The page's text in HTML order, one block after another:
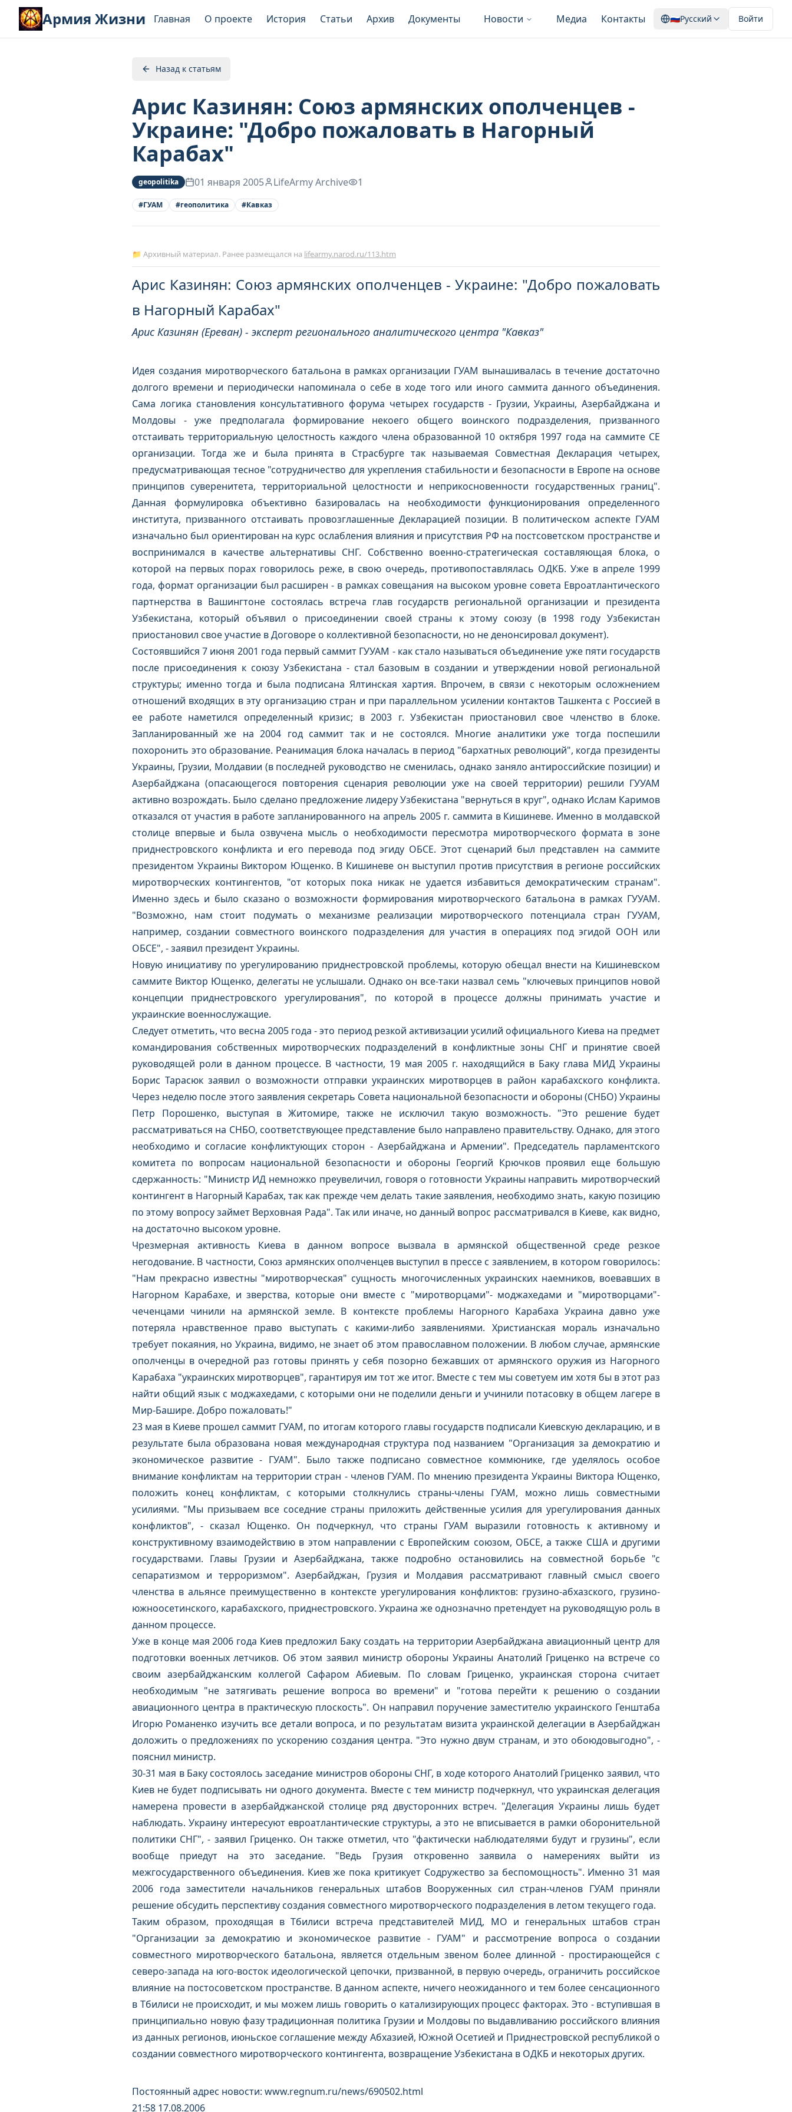
Армия Жизни Главная О проекте История Статьи Архив Документы Новости Медиа Контакты 🇷🇺Русский Войти
Назад к статьям
Арис Казинян: Союз армянских ополченцев -
Украине: "Добро пожаловать в Нагорный
Карабах"
geopolitika 01 января 2005 LifeArmy Archive 1
#ГУАМ #геополитика #Кавказ
📁 Архивный материал. Ранее размещался на lifearmy.narod.ru/113.htm
Арис Казинян: Союз армянских ополченцев - Украине: "Добро пожаловать
в Нагорный Карабах"
Арис Казинян (Ереван) - эксперт регионального аналитического центра "Кавказ"
Идея создания миротворческого батальона в рамках организации ГУАМ вынашивалась в течение достаточно
долгого времени и периодически напоминала о себе в ходе того или иного саммита данного объединения.
Сама логика становления консультативного форума четырех государств - Грузии, Украины, Азербайджана и
Молдовы - уже предполагала формирование некоего общего воинского подразделения, призванного
отстаивать территориальную целостность каждого члена образованной 10 октября 1997 года на саммите СЕ
организации. Тогда же и была принята в Страсбурге так называемая Совместная Декларация четырех,
предусматривающая тесное "сотрудничество для укрепления стабильности и безопасности в Европе на основе
принципов суверенитета, территориальной целостности и неприкосновенности государственных границ".
Данная формулировка объективно базировалась на необходимости функционирования определенного
института, призванного отстаивать провозглашенные Декларацией позиции. В политическом аспекте ГУАМ
изначально был ориентирован на курс ослабления влияния и присутствия РФ на постсоветском пространстве и
воспринимался в качестве альтернативы СНГ. Собственно военно-стратегическая составляющая блока, о
которой на первых порах говорилось реже, в свою очередь, противопоставлялась ОДКБ. Уже в апреле 1999
года, формат организации был расширен - в рамках совещания на высоком уровне совета Евроатлантического
партнерства в Вашингтоне состоялась встреча глав государств региональной организации и президента
Узбекистана, который объявил о присоединении своей страны к этому союзу (в 1998 году Узбекистан
приостановил свое участие в Договоре о коллективной безопасности, но не денонсировал документ).
Состоявшийся 7 июня 2001 года первый саммит ГУУАМ - как стало называться объединение уже пяти государств
после присоединения к союзу Узбекистана - стал базовым в создании и утверждении новой региональной
структуры; именно тогда и была подписана Ялтинская хартия. Впрочем, в связи с некоторым осложнением
отношений входящих в эту организацию стран и при параллельном усилении контактов Ташкента с Россией в
ее работе наметился определенный кризис; в 2003 г. Узбекистан приостановил свое членство в блоке.
Запланированный же на 2004 год саммит так и не состоялся. Многие аналитики уже тогда поспешили
похоронить это образование. Реанимация блока началась в период "бархатных революций", когда президенты
Украины, Грузии, Молдавии (в последней руководство не сменилась, однако заняло антироссийские позиции) и
Азербайджана (опасающегося повторения сценария революции уже на своей территории) решили ГУУАМ
активно возрождать. Было сделано предложение лидеру Узбекистана "вернуться в круг", однако Ислам Каримов
отказался от участия в работе запланированного на апрель 2005 г. саммита в Кишиневе. Именно в молдавской
столице впервые и была озвучена мысль о необходимости пересмотра миротворческого формата в зоне
приднестровского конфликта и его перевода под эгиду ОБСЕ. Этот сценарий был представлен на саммите
президентом Украины Виктором Ющенко. В Кишиневе он выступил против присутствия в регионе российских
миротворческих контингентов, "от которых пока никак не удается избавиться демократическим странам".
Именно здесь и было сказано о возможности формирования миротворческого батальона в рамках ГУУАМ.
"Возможно, нам стоит подумать о механизме реализации миротворческого потенциала стран ГУУАМ,
например, создании совместного воинского подразделения для участия в операциях под эгидой ООН или
ОБСЕ", - заявил президент Украины.
Новую инициативу по урегулированию приднестровской проблемы, которую обещал внести на Кишиневском
саммите Виктор Ющенко, делегаты не услышали. Однако он все-таки назвал семь "ключевых принципов новой
концепции приднестровского урегулирования", по которой в процессе должны принимать участие и
украинские военнослужащие.
Следует отметить, что весна 2005 года - это период резкой активизации усилий официального Киева на предмет
командирования собственных миротворческих подразделений в конфликтные зоны СНГ и принятие своей
руководящей роли в данном процессе. В частности, 19 мая 2005 г. находящийся в Баку глава МИД Украины
Борис Тарасюк заявил о возможности отправки украинских миротворцев в район карабахского конфликта.
Через неделю после этого заявления секретарь Совета национальной безопасности и обороны (СНБО) Украины
Петр Порошенко, выступая в Житомире, также не исключил такую возможность. "Это решение будет
рассматриваться на СНБО, соответствующее представление было направлено правительству. Однако, для этого
необходимо и согласие конфликтующих сторон - Азербайджана и Армении". Председатель парламентского
комитета по вопросам национальной безопасности и обороны Георгий Крючков проявил еще большую
сдержанность: "Министр ИД немножко преувеличил, говоря о готовности Украины направить миротворческий
контингент в Нагорный Карабах, так как прежде чем делать такие заявления, необходимо знать, какую позицию
по этому вопросу займет Верховная Рада". Так или иначе, но данный вопрос рассматривался в Киеве, как видно,
на достаточно высоком уровне.
Чрезмерная активность Киева в данном вопросе вызвала в армянской общественной среде резкое
негодование. В частности, Союз армянских ополченцев выступил в прессе с заявлением, в котором говорилось:
"Нам прекрасно известны "миротворческая" сущность многочисленных украинских наемников, воевавших в
Нагорном Карабахе, и зверства, которые они вместе с "миротворцами"- моджахедами и "миротворцами"-
чеченцами чинили на армянской земле. В контексте проблемы Нагорного Карабаха Украина давно уже
потеряла нравственное право выступать с какими-либо заявлениями. Христианская мораль изначально
требует покаяния, но Украина, видимо, не знает об этом православном положении. В любом случае, армянские
ополченцы в очередной раз готовы принять у себя позорно бежавших от армянского оружия из Нагорного
Карабаха "украинских миротворцев", гарантируя им тот же итог. Вместе с тем мы советуем им хотя бы в этот раз
найти общий язык с моджахедами, с которыми они не поделили деньги и учинили потасовку в общем лагере в
Мир-Башире. Добро пожаловать!"
23 мая в Киеве прошел саммит ГУАМ, по итогам которого главы государств подписали Киевскую декларацию, и в
результате была образована новая международная структура под названием "Организация за демократию и
экономическое развитие - ГУАМ". Было также подписано совместное коммюнике, где уделялось особое
внимание конфликтам на территории стран - членов ГУАМ. По мнению президента Украины Виктора Ющенко,
положить конец конфликтам, с которыми столкнулись страны-члены ГУАМ, можно лишь совместными
усилиями. "Мы призываем все соседние страны приложить действенные усилия для урегулирования данных
конфликтов", - сказал Ющенко. Он подчеркнул, что страны ГУАМ выразили готовность к активному и
конструктивному взаимодействию в этом направлении с Европейским союзом, ОБСЕ, а также США и другими
государствами. Главы Грузии и Азербайджана, также подробно остановились на совместной борьбе "с
сепаратизмом и терроризмом". Азербайджан, Грузия и Молдавия рассматривают главный смысл своего
членства в альянсе преимущественно в контексте урегулирования конфликтов: грузино-абхазского, грузино-
южноосетинского, карабахского, приднестровского. Украина же однозначно претендует на руководящую роль в
данном процессе.
Уже в конце мая 2006 года Киев предложил Баку создать на территории Азербайджана авиационный центр для
подготовки военных летчиков. Об этом заявил министр обороны Украины Анатолий Гриценко на встрече со
своим азербайджанским коллегой Сафаром Абиевым. По словам Гриценко, украинская сторона считает
необходимым "не затягивать решение вопроса во времени" и "готова перейти к решению о создании
авиационного центра в практическую плоскость". Он направил поручение заместителю украинского Генштаба
Игорю Романенко изучить все детали вопроса, и по результатам визита украинской делегации в Азербайджан
доложить о предложениях по ускорению создания центра. "Это нужно двум странам, и это обоюдовыгодно", -
пояснил министр.
30-31 мая в Баку состоялось заседание министров обороны СНГ, в ходе которого Анатолий Гриценко заявил, что
Киев не будет подписывать ни одного документа. Вместе с тем министр подчеркнул, что украинская делегация
намерена провести в азербайджанской столице ряд двусторонних встреч. "Делегация Украины лишь будет
наблюдать. Украину интересуют евроатлантические структуры, а это не вписывается в рамки оборонительной
политики СНГ", - заявил Гриценко. Он также отметил, что "фактически наблюдателями будут и грузины", если
вообще приедут на это заседание. "Ведь Грузия откровенно заявила о намерениях выйти из
межгосударственного объединения. Киев же пока критикует Содружество за беспомощность". Именно 31 мая
2006 года заместители начальников генеральных штабов Вооруженных сил стран-членов ГУАМ приняли
решение обсудить перспективу создания совместного миротворческого подразделения в летом текущего года.
Таким образом, проходящая в Тбилиси встреча представителей МИД, МО и генеральных штабов стран
"Организации за демократию и экономическое развитие - ГУАМ" и рассмотрение вопроса о создании
совместного миротворческого батальона, является отдельным звеном более длинной - простирающейся с
северо-запада на юго-восток идеологической цепочки, призванной, в первую очередь, ограничить российское
влияние на постосоветском пространстве. В данном аспекте, ничего неожиданного и тем более сенсационного
в Тбилиси не происходит, и мы можем лишь говорить о катализирующих процесс факторах. Это - вступившая в
принципиально новую фазу традиционная политика Грузии и Молдовы по выдавливанию российского влияния
из данных регионов, июньское соглашение между Абхазией, Южной Осетией и Приднестровской республикой о
создании совместного миротворческого контингента, возвращение Узбекистана в ОДКБ и некоторых других.
Постоянный адрес новости: www.regnum.ru/news/690502.html
21:58 17.08.2006